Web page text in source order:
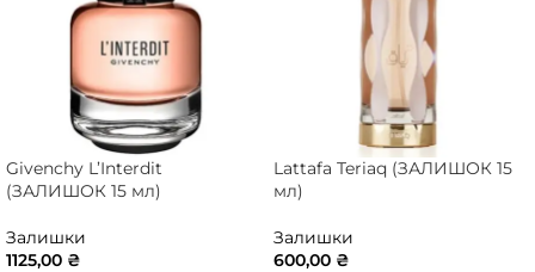
Givenchy L’Interdit
(ЗАЛИШОК 15 мл)
Залишки
1125,00 ₴
Lattafa Teriaq (ЗАЛИШОК 15
мл)
Залишки
600,00 ₴